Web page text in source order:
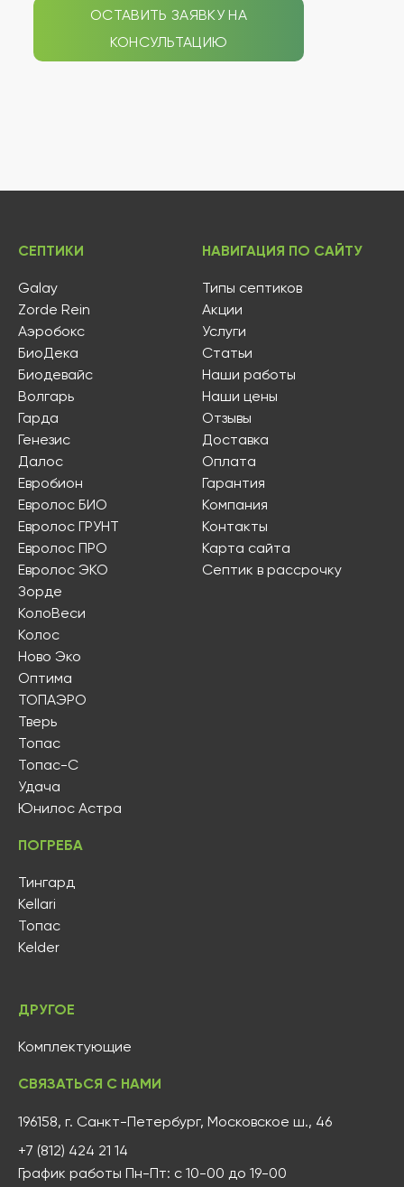
ОСТАВИТЬ ЗАЯВКУ НА
КОНСУЛЬТАЦИЮ
СЕПТИКИ
Galay
Zorde Rein
Аэробокс
БиоДека
Биодевайс
Волгарь
Гарда
Генезис
Далос
Евробион
Евролос БИО
Евролос ГРУНТ
Евролос ПРО
Евролос ЭКО
Зорде
КолоВеси
Колос
Ново Эко
Оптима
ТОПАЭРО
Тверь
Топас
Топас-С
Удача
Юнилос Астра
ПОГРЕБА
Тингард
Kellari
Топас
Kelder
ДРУГОЕ
Комплектующие
НАВИГАЦИЯ ПО САЙТУ
Типы септиков
Акции
Услуги
Статьи
Наши работы
Наши цены
Отзывы
Доставка
Оплата
Гарантия
Компания
Контакты
Карта сайта
Септик в рассрочку
СВЯЗАТЬСЯ С НАМИ
196158, г. Санкт-Петербург, Московское ш., 46
+7 (812) 424 21 14
График работы Пн-Пт: с 10-00 до 19-00